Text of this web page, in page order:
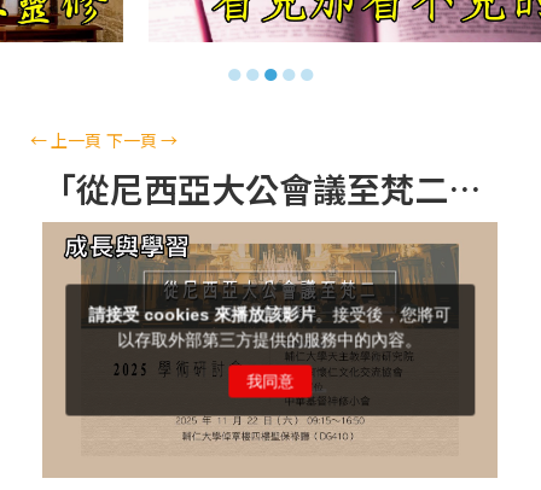
【信仰之旅】第十三集：「天主十誡(上)」
—金毓瑋 神父
【信仰之旅】第十二集：「聖母、聖人」—
【信仰之旅】第十一集：「教 會」(推廣片)
【信仰之旅】第十一集：「教 會」—林必能
神父
【信仰之旅】第十集：「逾越奧蹟」— 錢玲
●●●●●
← 上一頁 下一頁→
「從尼西亞大公會議至梵二：同道偕行的歷程」~~ 2025學術研討會 (3)